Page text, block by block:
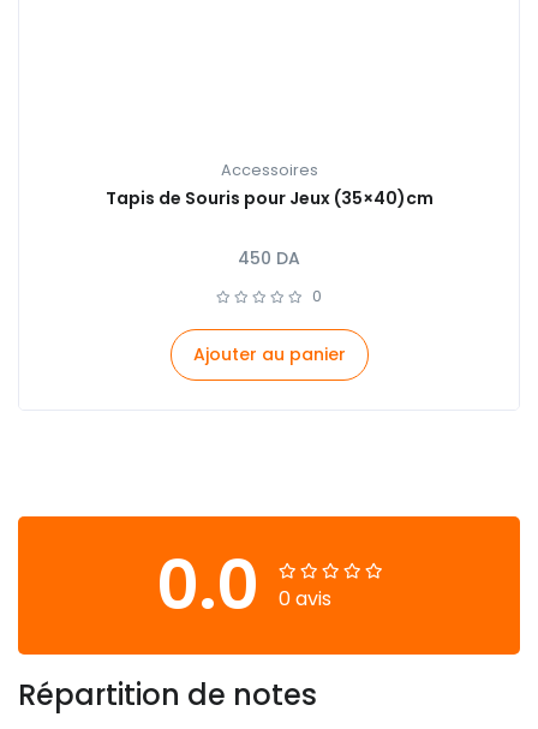
Accessoires
Tapis de Souris pour Jeux (35×40)cm
450 DA
0
Ajouter au panier
0.0 0 avis
Répartition de notes